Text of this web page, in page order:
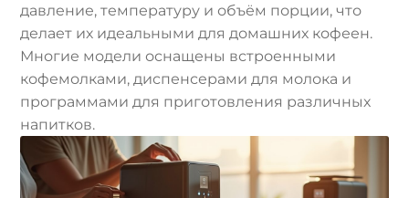
давление, температуру и объём порции, что
делает их идеальными для домашних кофеен.
Многие модели оснащены встроенными
кофемолками, диспенсерами для молока и
программами для приготовления различных
напитков.